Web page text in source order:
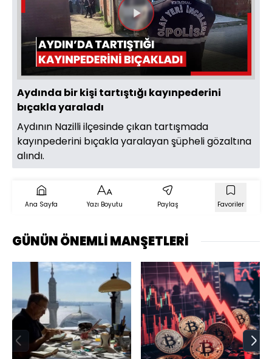
Videoyu
Oynat
Aydında bir kişi tartıştığı kayınpederini
bıçakla yaraladı
Aydının Nazilli ilçesinde çıkan tartışmada
kayınpederini bıçakla yaralayan şüpheli gözaltına
alındı.
Ana Sayfa Yazı Boyutu Paylaş Favoriler
GÜNÜN ÖNEMLİ MANŞETLERİ